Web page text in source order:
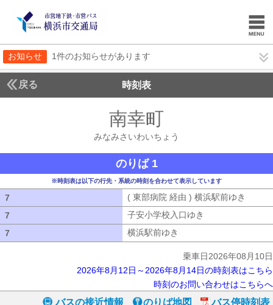
お知らせ 1件のお知らせがあります
戻る 時刻表
南幸町
みなみさいわいちょう
のりば 1
※時刻表は以下の行先・系統の時刻を合わせて表示しています
7 ( 東部病院 経由 ) 横浜駅前ゆき
7
子安小学校入口ゆき
7
横浜駅前ゆき
乗車日2026年08月10日
2026年8月12日～2026年8月14日の時刻表はこちら
時刻のお問い合わせはこちらへ
バスの接近情報 のりば地図
バス停時刻表